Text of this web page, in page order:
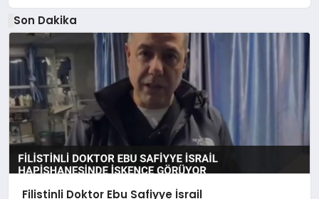
Son Dakika
Filistinli Doktor Ebu Safiyye İsrail